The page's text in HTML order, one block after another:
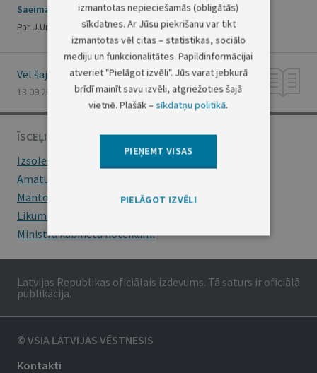
Saeimas paziņojums
Par J.Urbanoviču
Vēl šajā numurā
13.09.2001., Nr. 129
ĪSCEĻI
Izsoles
Amatu konkursi
Mantojumu ziņas
Likumi
Ministru kabineta noteikumi
Latvijas Republikas oficiālais izdevums. Tā saturs ir oficiālā
publikācija.
© VSIA LATVIJAS VĒSTNESIS
Kontakti
izmantotas nepieciešamās (obligātās)
sīkdatnes. Ar Jūsu piekrišanu var tikt
izmantotas vēl citas – statistikas, sociālo
mediju un funkcionalitātes. Papildinformācijai
atveriet "Pielāgot izvēli". Jūs varat jebkurā
brīdī mainīt savu izvēli, atgriežoties šajā
vietnē. Plašāk –sīkdatņu politikā.
PIEŅEMT VISAS
PIELĀGOT IZVĒLI